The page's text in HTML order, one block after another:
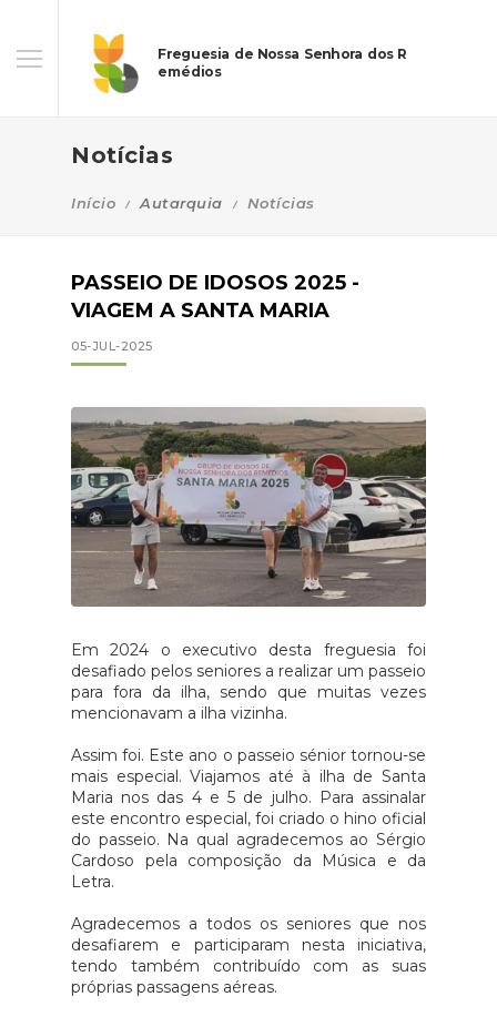
Freguesia de Nossa Senhora dos R
emédios
Notícias
Início Autarquia Notícias
PASSEIO DE IDOSOS 2025 -
VIAGEM A SANTA MARIA
05-JUL-2025
Em 2024 o executivo desta freguesia foi
desafiado pelos seniores a realizar um passeio
para fora da ilha, sendo que muitas vezes
mencionavam a ilha vizinha.
Assim foi. Este ano o passeio sénior tornou-se
mais especial. Viajamos até à ilha de Santa
Maria nos das 4 e 5 de julho. Para assinalar
este encontro especial, foi criado o hino oficial
do passeio. Na qual agradecemos ao Sérgio
Cardoso pela composição da Música e da
Letra.
Agradecemos a todos os seniores que nos
desafiarem e participaram nesta iniciativa,
tendo também contribuído com as suas
próprias passagens aéreas.